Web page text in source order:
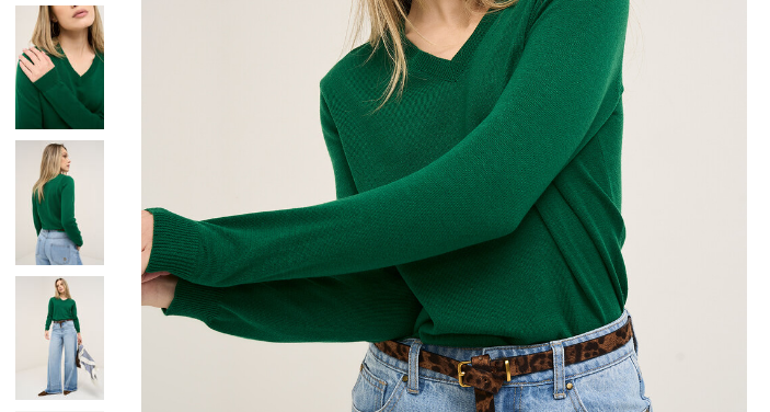
Bermuda
Top
T-Shirt
Tailleur
Occhiali da Sole
Ombrelli
Gift box